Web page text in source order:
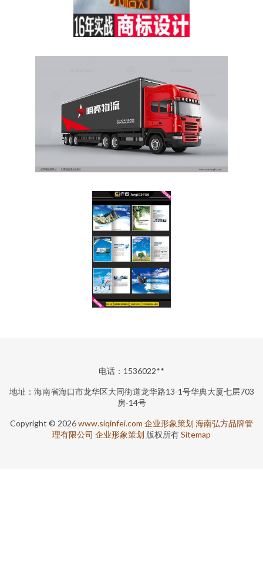
电话：1536022**
地址：海南省海口市龙华区大同街道龙华路13-1号华典大厦七层703
房-14号
Copyright © 2026www.siqinfei.com 企业形象策划 海南弘方品牌管
理有限公司 企业形象策划 版权所有Sitemap